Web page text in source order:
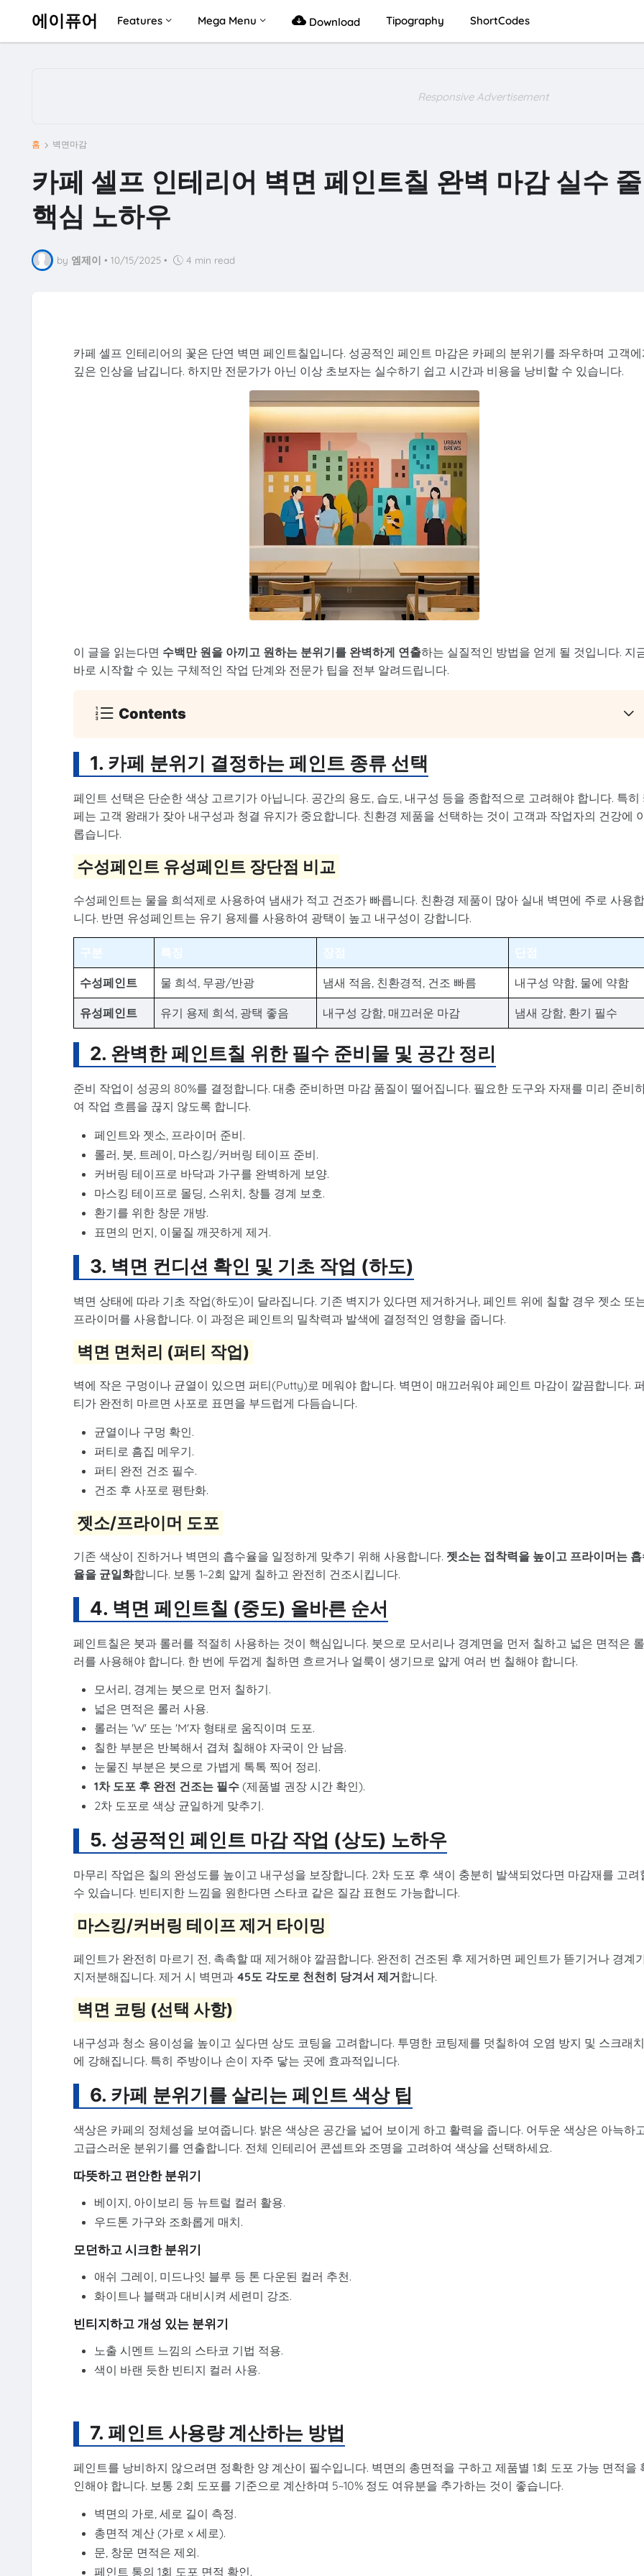
에이퓨어 Features Mega Menu Download Tipography ShortCodes
Responsive Advertisement
홈 벽면마감
카페 셀프 인테리어 벽면 페인트칠 완벽 마감 실수
핵심 노하우
by 엠제이 • 10/15/2025 • 4 min read
카페 셀프 인테리어의 꽃은 단연 벽면 페인트칠입니다. 성공적인 페인트 마감은 카페의 분위기를 좌우하며 고객
깊은 인상을 남깁니다. 하지만 전문가가 아닌 이상 초보자는 실수하기 쉽고 시간과 비용을 낭비할 수 있습니다.
이 글을 읽는다면 수백만 원을 아끼고 원하는 분위기를 완벽하게 연출하는 실질적인 방법을 얻게 될 것입니다. 지
바로 시작할 수 있는 구체적인 작업 단계와 전문가 팁을 전부 알려드립니다.
Contents
1. 카페 분위기 결정하는 페인트 종류 선택
페인트 선택은 단순한 색상 고르기가 아닙니다. 공간의 용도, 습도, 내구성 등을 종합적으로 고려해야 합니다. 특히
페는 고객 왕래가 잦아 내구성과 청결 유지가 중요합니다. 친환경 제품을 선택하는 것이 고객과 작업자의 건강에
롭습니다.
수성페인트 유성페인트 장단점 비교
수성페인트는 물을 희석제로 사용하여 냄새가 적고 건조가 빠릅니다. 친환경 제품이 많아 실내 벽면에 주로 사용합
니다. 반면 유성페인트는 유기 용제를 사용하여 광택이 높고 내구성이 강합니다.
구분 특징 장점 단점
수성페인트 물 희석, 무광/반광 냄새 적음, 친환경적, 건조 빠름 내구성 약함, 물에 약함
유성페인트 유기 용제 희석, 광택 좋음 내구성 강함, 매끄러운 마감 냄새 강함, 환기 필수
2. 완벽한 페인트칠 위한 필수 준비물 및 공간 정리
준비 작업이 성공의 80%를 결정합니다. 대충 준비하면 마감 품질이 떨어집니다. 필요한 도구와 자재를 미리 준비
여 작업 흐름을 끊지 않도록 합니다.
페인트와 젯소, 프라이머 준비.
롤러, 붓, 트레이, 마스킹/커버링 테이프 준비.
커버링 테이프로 바닥과 가구를 완벽하게 보양.
마스킹 테이프로 몰딩, 스위치, 창틀 경계 보호.
환기를 위한 창문 개방.
표면의 먼지, 이물질 깨끗하게 제거.
3. 벽면 컨디션 확인 및 기초 작업 (하도)
벽면 상태에 따라 기초 작업(하도)이 달라집니다. 기존 벽지가 있다면 제거하거나, 페인트 위에 칠할 경우 젯소 또
프라이머를 사용합니다. 이 과정은 페인트의 밀착력과 발색에 결정적인 영향을 줍니다.
벽면 면처리 (퍼티 작업)
벽에 작은 구멍이나 균열이 있으면 퍼티(Putty)로 메워야 합니다. 벽면이 매끄러워야 페인트 마감이 깔끔합니다.
티가 완전히 마르면 사포로 표면을 부드럽게 다듬습니다.
균열이나 구멍 확인.
퍼티로 흠집 메우기.
퍼티 완전 건조 필수.
건조 후 사포로 평탄화.
젯소/프라이머 도포
기존 색상이 진하거나 벽면의 흡수율을 일정하게 맞추기 위해 사용합니다. 젯소는 접착력을 높이고 프라이머는
율을 균일화합니다. 보통 1~2회 얇게 칠하고 완전히 건조시킵니다.
4. 벽면 페인트칠 (중도) 올바른 순서
페인트칠은 붓과 롤러를 적절히 사용하는 것이 핵심입니다. 붓으로 모서리나 경계면을 먼저 칠하고 넓은 면적은 롤
러를 사용해야 합니다. 한 번에 두껍게 칠하면 흐르거나 얼룩이 생기므로 얇게 여러 번 칠해야 합니다.
모서리, 경계는 붓으로 먼저 칠하기.
넓은 면적은 롤러 사용.
롤러는 'W' 또는 'M'자 형태로 움직이며 도포.
칠한 부분은 반복해서 겹쳐 칠해야 자국이 안 남음.
눈물진 부분은 붓으로 가볍게 톡톡 찍어 정리.
1차 도포 후 완전 건조는 필수 (제품별 권장 시간 확인).
2차 도포로 색상 균일하게 맞추기.
5. 성공적인 페인트 마감 작업 (상도) 노하우
마무리 작업은 칠의 완성도를 높이고 내구성을 보장합니다. 2차 도포 후 색이 충분히 발색되었다면 마감재를 고려
수 있습니다. 빈티지한 느낌을 원한다면 스타코 같은 질감 표현도 가능합니다.
마스킹/커버링 테이프 제거 타이밍
페인트가 완전히 마르기 전, 촉촉할 때 제거해야 깔끔합니다. 완전히 건조된 후 제거하면 페인트가 뜯기거나 경계
지저분해집니다. 제거 시 벽면과 45도 각도로 천천히 당겨서 제거합니다.
벽면 코팅 (선택 사항)
내구성과 청소 용이성을 높이고 싶다면 상도 코팅을 고려합니다. 투명한 코팅제를 덧칠하여 오염 방지 및 스크래치
에 강해집니다. 특히 주방이나 손이 자주 닿는 곳에 효과적입니다.
6. 카페 분위기를 살리는 페인트 색상 팁
색상은 카페의 정체성을 보여줍니다. 밝은 색상은 공간을 넓어 보이게 하고 활력을 줍니다. 어두운 색상은 아늑하
고급스러운 분위기를 연출합니다. 전체 인테리어 콘셉트와 조명을 고려하여 색상을 선택하세요.
따뜻하고 편안한 분위기
베이지, 아이보리 등 뉴트럴 컬러 활용.
우드톤 가구와 조화롭게 매치.
모던하고 시크한 분위기
애쉬 그레이, 미드나잇 블루 등 톤 다운된 컬러 추천.
화이트나 블랙과 대비시켜 세련미 강조.
빈티지하고 개성 있는 분위기
노출 시멘트 느낌의 스타코 기법 적용.
색이 바랜 듯한 빈티지 컬러 사용.
7. 페인트 사용량 계산하는 방법
페인트를 낭비하지 않으려면 정확한 양 계산이 필수입니다. 벽면의 총면적을 구하고 제품별 1회 도포 가능 면적을
인해야 합니다. 보통 2회 도포를 기준으로 계산하며 5~10% 정도 여유분을 추가하는 것이 좋습니다.
벽면의 가로, 세로 길이 측정.
총면적 계산 (가로 x 세로).
문, 창문 면적은 제외.
페인트 통의 1회 도포 면적 확인.